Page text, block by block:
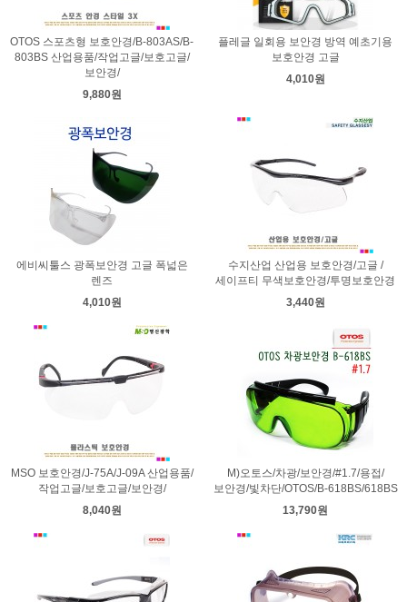
OTOS 스포츠형 보호안경/B-803AS/B-
803BS 산업용품/작업고글/보호고글/
보안경/
9,880원
플레글 일회용 보안경 방역 예초기용
보호안경 고글
4,010원
에비씨툴스 광폭보안경 고글 폭넓은
렌즈
4,010원
수지산업 산업용 보호안경/고글 /
세이프티 무색보호안경/투명보호안경
3,440원
MSO 보호안경/J-75A/J-09A 산업용품/
작업고글/보호고글/보안경/
8,040원
M)오토스/차광/보안경/#1.7/용접/
보안경/빛차단/OTOS/B-618BS/618BS
13,790원